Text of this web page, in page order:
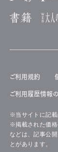
ご利用規約
ご利用履歴情報
※当サイトに記載
※掲載された価格
などは、記事公
とがあります。